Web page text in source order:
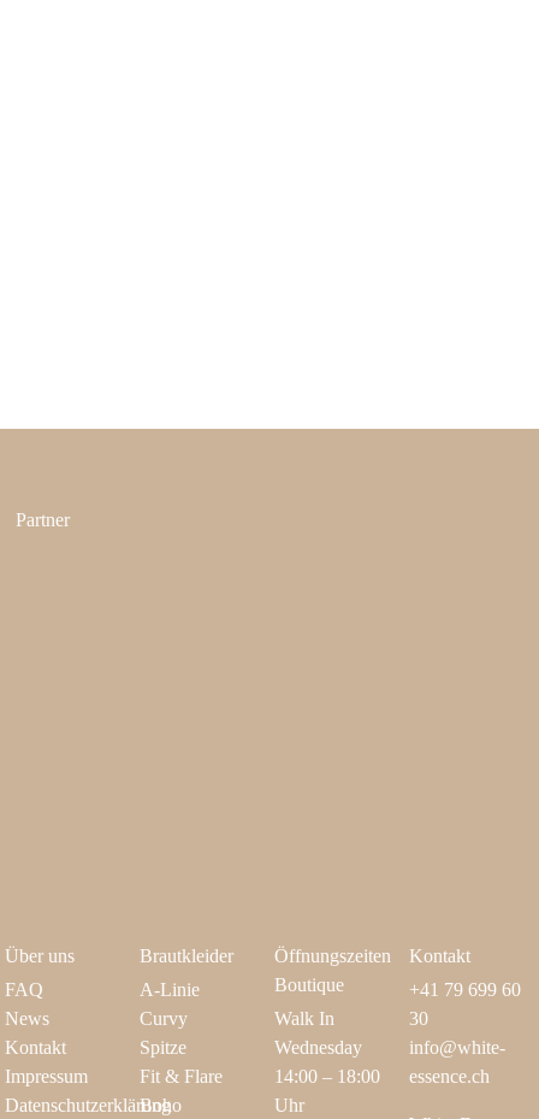
Partner
Über uns
FAQ
News
Kontakt
Impressum
Datenschutzerklärung
Brautkleider
A-Linie
Curvy
Spitze
Fit & Flare
Boho
Öffnungszeiten
Boutique
Walk In
Wednesday
14:00 – 18:00
Uhr
Kontakt
+41 79 699 60
30
info@white-
essence.ch